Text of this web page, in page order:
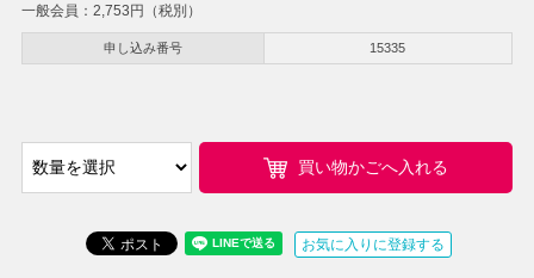
一般会員： 2,753円（税別）
申し込み番号 15335
買い物かごへ入れる
お気に入りに登録する